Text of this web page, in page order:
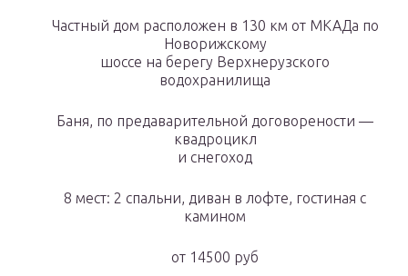
Частный дом расположен в 130 км от МКАДа по
Новорижскому
шоссе на берегу Верхнерузского
водохранилища
Баня, по предаварительной договорености —
квадроцикл
и снегоход
8 мест: 2 спальни, диван в лофте, гостиная с
камином
от 14500 руб